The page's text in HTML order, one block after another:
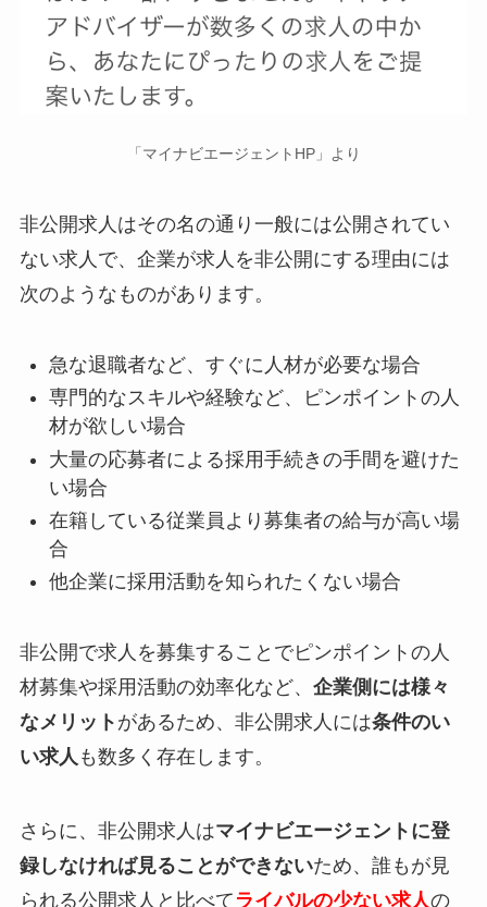
「マイナビエージェントHP」より
非公開求人はその名の通り一般には公開されてい
ない求人で、企業が求人を非公開にする理由には
次のようなものがあります。
急な退職者など、すぐに人材が必要な場合
専門的なスキルや経験など、ピンポイントの人
材が欲しい場合
大量の応募者による採用手続きの手間を避けた
い場合
在籍している従業員より募集者の給与が高い場
合
他企業に採用活動を知られたくない場合
非公開で求人を募集することでピンポイントの人
材募集や採用活動の効率化など、 企業側には様々
なメリット があるため、非公開求人には条件のい
い求人 も数多く存在します。
さらに、非公開求人はマイナビエージェントに登
録しなければ見ることができないため、誰もが見
られる公開求人と比べて ライバルの少ない求人の